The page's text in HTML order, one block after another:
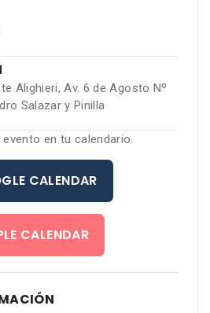
Alighieri, Av. 6 de Agosto Nº
Salazar y Pinilla
en tu calendario.
CALENDAR
CALENDAR